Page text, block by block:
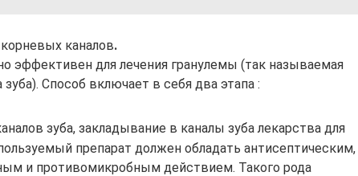
каналов.
эффективен для лечения гранулемы (так называемая
зуба). Способ включает в себя два этапа :
зуба, закладывание в каналы зуба лекарства для
препарат должен обладать антисептическим,
и противомикробным действием. Такого рода